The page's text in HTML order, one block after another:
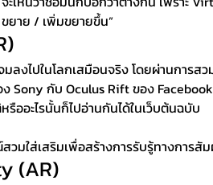
ยาย / เพิ่มขยายขึ้น”
มลงไปในโลกเสมือนจริง โดยผ่านการ
Sony กับ Oculus Rift ของ
รืออะไรนั้นก็ไปอ่านกันได้ในเว็บต้นฉบับ
มใส่เสริมเพื่อสร้างการรับรู้ทางการสั
(AR)